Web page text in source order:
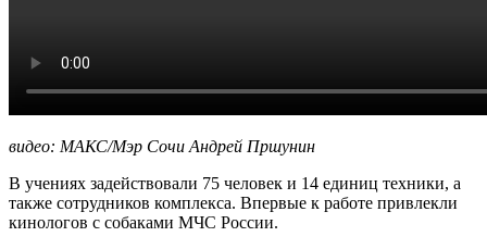
видео: МАКС/Мэр Сочи Андрей Пршунин
В учениях задействовали 75 человек и 14 единиц техники, а
также сотрудников комплекса. Впервые к работе привлекли
кинологов с собаками МЧС России.